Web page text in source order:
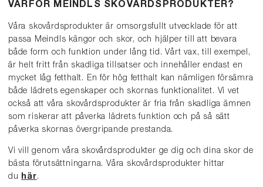
VARFÖR MEINDLS SKOVÅRDSPRODUKTER?
Våra skovårdsprodukter är omsorgsfullt utvecklade för att
passa Meindls kängor och skor, och hjälper till att bevara
både form och funktion under lång tid. Vårt vax, till exempel,
är helt fritt från skadliga tillsatser och innehåller endast en
mycket låg fetthalt. En för hög fetthalt kan nämligen försämra
både lädrets egenskaper och skornas funktionalitet. Vi vet
också att våra skovårdsprodukter är fria från skadliga ämnen
som riskerar att påverka lädrets funktion och på så sätt
påverka skornas övergripande prestanda.
Vi vill genom våra skovårdsprodukter ge dig och dina skor de
bästa förutsättningarna. Våra skovårdsprodukter hittar
du här.